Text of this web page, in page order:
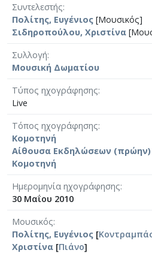
Συντελεστής
Πολίτης, Ευγένιος [Μουσικός]
Σιδηροπούλου, Χριστίνα
Συλλογή
Μουσική Δωματίου
Τύπος ηχογράφησης
Live
Τόπος ηχογράφησης
Κομοτηνή
Αίθουσα Εκδηλώσεων
Κομοτηνή
Ημερομηνία ηχογράφησης
30 Μαΐου 2010
Μουσικός
Πολίτης, Ευγένιος [
Χριστίνα [Πιάνο]